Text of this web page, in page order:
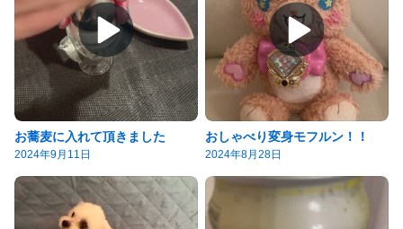
お蕎麦に入れて頂きました
2024年9月11日
おしゃべり変身モフルン！！
2024年8月28日